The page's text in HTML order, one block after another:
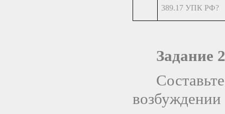
389.17 УПК РФ?
Задание
возбуждении